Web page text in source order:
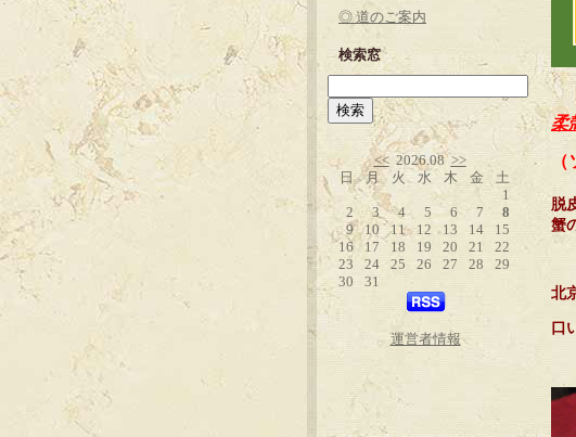
◎ 道のご案内
検索窓
<<2026.08 >>
日
2
9
16
23
30
月
3
10
17
24
31
火
4
11
18
25
水
5
12
19
26
木
6
13
20
27
金
7
14
21
28
土
1
8
15
22
29
運営者情報
柔
脱
蟹
北
口